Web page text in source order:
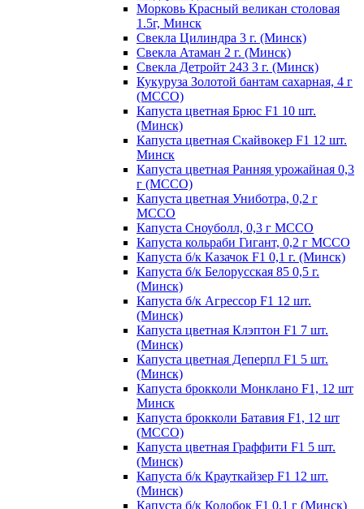
Морковь Красный великан столовая
1.5г, Минск
Свекла Цилиндра 3 г. (Минск)
Свекла Атаман 2 г. (Минск)
Свекла Детройт 243 3 г. (Минск)
Кукуруза Золотой бантам сахарная, 4 г
(МССО)
Капуста цветная Брюс F1 10 шт.
(Минск)
Капуста цветная Скайвокер F1 12 шт.
Минск
Капуста цветная Ранняя урожайная 0,3
г (МССО)
Капуста цветная Униботра, 0,2 г
МССО
Капуста Сноуболл, 0,3 г МССО
Капуста кольраби Гигант, 0,2 г МССО
Капуста б/к Казачок F1 0,1 г. (Минск)
Капуста б/к Белорусская 85 0,5 г.
(Минск)
Капуста б/к Агрессор F1 12 шт.
(Минск)
Капуста цветная Клэптон F1 7 шт.
(Минск)
Капуста цветная Деперпл F1 5 шт.
(Минск)
Капуста брокколи Монклано F1, 12 шт
Минск
Капуста брокколи Батавия F1, 12 шт
(МССО)
Капуста цветная Граффити F1 5 шт.
(Минск)
Капуста б/к Крауткайзер F1 12 шт.
(Минск)
Капуста б/к Колобок F1 0,1 г (Минск)